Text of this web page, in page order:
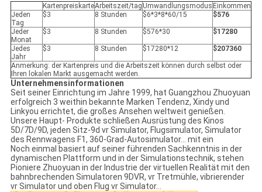
KartenpreiskarteArbeitszeit/tag Umwandlungsmodus Einkommen
Jeden
Tag
$3 8 Stunden $6*3*8*60/15 $576
Jeder
Monat
$3 8 Stunden $576*30 $17280
Jedes
Jahr
$3 8 Stunden $17280*12 $207360
Anmerkung: der Kartenpreis und die Arbeitszeit können durch selbst oder
Ihren lokalen Markt ausgemacht werden.
Unternehmensinformationen
Seit seiner Einrichtung im Jahre 1999, hat Guangzhou Zhuoyuan
erfolgreich 3 weithin bekannte Marken Tendenz, Xindy und
Linkyou errichtet, die großes Ansehen weltweit genießen.
Unsere Haupt- Produkte schließen Ausrüstung des Kinos
5D/7D/9D, jeden Sitz-9d vr Simulator, Flugsimulator, Simulator
des Rennwagens F1, 360-Grad-Autosimulator… mit ein
Noch einmal basiert auf seiner führenden Sachkenntnis in der
dynamischen Plattform und in der Simulationstechnik, stehen
Pioniere Zhuoyuan in der Industrie der virtuellen Realität mit den
bahnbrechenden Simulatoren 9DVR, vr Tretmühle, vibrierender
vr Simulator und oben Flug vr Simulator…